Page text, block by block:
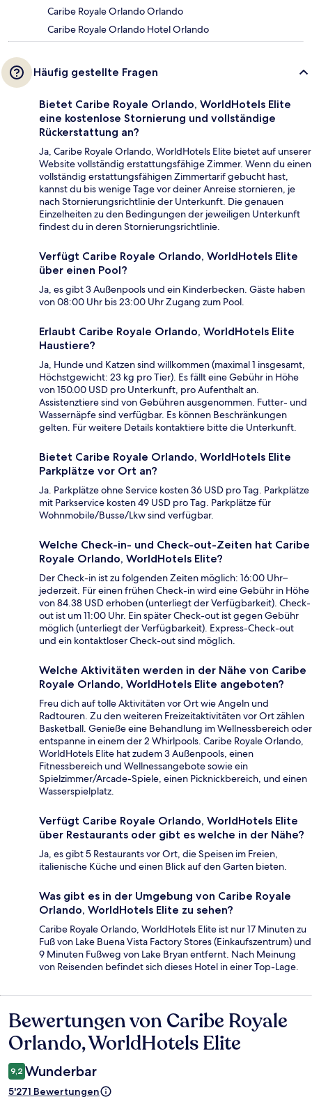
Caribe Royale Orlando Orlando
Caribe Royale Orlando Hotel Orlando
Häufig gestellte Fragen
Bietet Caribe Royale Orlando, WorldHotels Elite
eine kostenlose Stornierung und vollständige
Rückerstattung an?
Ja, Caribe Royale Orlando, WorldHotels Elite bietet auf unserer
Website vollständig erstattungsfähige Zimmer. Wenn du einen
vollständig erstattungsfähigen Zimmertarif gebucht hast,
kannst du bis wenige Tage vor deiner Anreise stornieren, je
nach Stornierungsrichtlinie der Unterkunft. Die genauen
Einzelheiten zu den Bedingungen der jeweiligen Unterkunft
findest du in deren Stornierungsrichtlinie.
Verfügt Caribe Royale Orlando, WorldHotels Elite
über einen Pool?
Ja, es gibt 3 Außenpools und ein Kinderbecken. Gäste haben
von 08:00 Uhr bis 23:00 Uhr Zugang zum Pool.
Erlaubt Caribe Royale Orlando, WorldHotels Elite
Haustiere?
Ja, Hunde und Katzen sind willkommen (maximal 1 insgesamt,
Höchstgewicht: 23 kg pro Tier). Es fällt eine Gebühr in Höhe
von 150.00 USD pro Unterkunft, pro Aufenthalt an.
Assistenztiere sind von Gebühren ausgenommen. Futter- und
Wassernäpfe sind verfügbar. Es können Beschränkungen
gelten. Für weitere Details kontaktiere bitte die Unterkunft.
Bietet Caribe Royale Orlando, WorldHotels Elite
Parkplätze vor Ort an?
Ja. Parkplätze ohne Service kosten 36 USD pro Tag. Parkplätze
mit Parkservice kosten 49 USD pro Tag. Parkplätze für
Wohnmobile/Busse/Lkw sind verfügbar.
Welche Check-in- und Check-out-Zeiten hat Caribe
Royale Orlando, WorldHotels Elite?
Der Check-in ist zu folgenden Zeiten möglich: 16:00 Uhr–
jederzeit. Für einen frühen Check-in wird eine Gebühr in Höhe
von 84.38 USD erhoben (unterliegt der Verfügbarkeit). Check-
out ist um 11:00 Uhr. Ein später Check-out ist gegen Gebühr
möglich (unterliegt der Verfügbarkeit). Express-Check-out
und ein kontaktloser Check-out sind möglich.
Welche Aktivitäten werden in der Nähe von Caribe
Royale Orlando, WorldHotels Elite angeboten?
Freu dich auf tolle Aktivitäten vor Ort wie Angeln und
Radtouren. Zu den weiteren Freizeitaktivitäten vor Ort zählen
Basketball. Genieße eine Behandlung im Wellnessbereich oder
entspanne in einem der 2 Whirlpools. Caribe Royale Orlando,
WorldHotels Elite hat zudem 3 Außenpools, einen
Fitnessbereich und Wellnessangebote sowie ein
Spielzimmer/Arcade-Spiele, einen Picknickbereich, und einen
Wasserspielplatz.
Verfügt Caribe Royale Orlando, WorldHotels Elite
über Restaurants oder gibt es welche in der Nähe?
Ja, es gibt 5 Restaurants vor Ort, die Speisen im Freien,
italienische Küche und einen Blick auf den Garten bieten.
Was gibt es in der Umgebung von Caribe Royale
Orlando, WorldHotels Elite zu sehen?
Caribe Royale Orlando, WorldHotels Elite ist nur 17 Minuten zu
Fuß von Lake Buena Vista Factory Stores (Einkaufszentrum) und
9 Minuten Fußweg von Lake Bryan entfernt. Nach Meinung
von Reisenden befindet sich dieses Hotel in einer Top-Lage.
Bewertungen
Bewertungen von Caribe Royale
Orlando, WorldHotels Elite
9,2 Wunderbar
5'271 Bewertungen